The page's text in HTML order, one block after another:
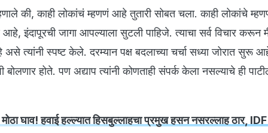
की, काही लोकांचं म्हणणं आहे तुतारी सोबत चला. काही लोकांचे
इंदापूरची जागा आपल्याला सुटली पाहिजे. त्याचा सर्व विचार करून
त्यांनी स्पष्ट केले. दरम्यान पक्ष बदलाच्या चर्चा सध्या जोरात सुरू
बोलणार होते. पण अद्याप त्यांनी कोणताही संपर्क केला नसल्याचे ही
घाव! हवाई हल्ल्यात हिसबुल्लाहचा प्रमुख हसन नसरल्लाह ठार, IDF